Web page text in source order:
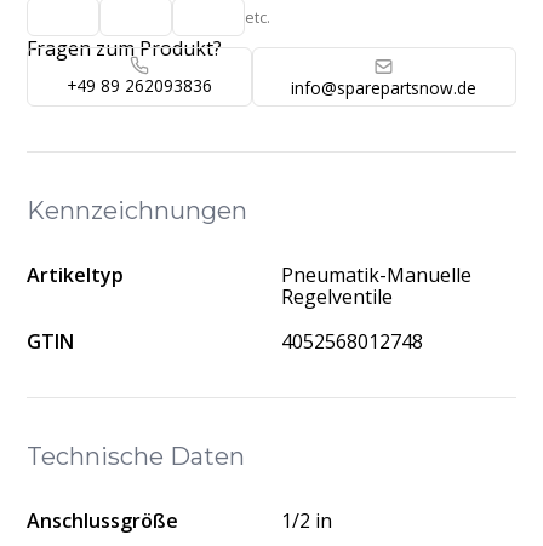
Technische Daten
Anschlussgröße
1/2 in
etc.
Fragen zum Produkt?
+49 89 262093836 info@sparepartsnow.de
Kennzeichnungen
Artikeltyp
Pneumatik-Manuelle
Regelventile
GTIN
4052568012748